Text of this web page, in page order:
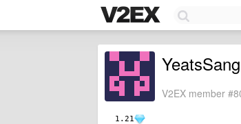
1.21
YeatsSang
V2EX member